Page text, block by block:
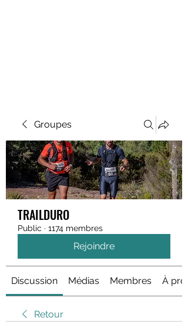
Groupes
TRAILDURO
Public · 1174 membres
Rejoindre
Discussion Médias Membres À
Retour